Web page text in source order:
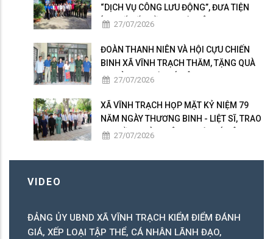
“DỊCH VỤ CÔNG LƯU ĐỘNG”, ĐƯA TIỆN
ÍCH SỐ ĐẾN GẦN NGƯỜI DÂN
27/07/2026
ĐOÀN THANH NIÊN VÀ HỘI CỰU CHIẾN
BINH XÃ VĨNH TRẠCH THĂM, TẶNG QUÀ
GIA ĐÌNH NGƯỜI CÓ CÔNG
27/07/2026
XÃ VĨNH TRẠCH HỌP MẶT KỶ NIỆM 79
NĂM NGÀY THƯƠNG BINH - LIỆT SĨ, TRAO
50 PHẦN QUÀ TRI ÂN NGƯỜI CÓ CÔNG
27/07/2026
VIDEO
ĐẢNG ỦY UBND XÃ VĨNH TRẠCH KIỂM ĐIỂM ĐÁNH
GIÁ, XẾP LOẠI TẬP THỂ, CÁ NHÂN LÃNH ĐẠO,